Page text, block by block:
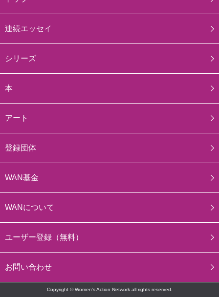
連続エッセイ
シリーズ
本
アート
登録団体
WAN基金
WANについて
ユーザー登録（無料）
お問い合わせ
Copyright © Women's Action Network all rights reserved.